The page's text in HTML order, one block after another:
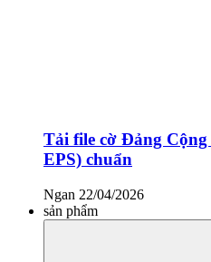
Tải file cờ Đảng Cộng
EPS) chuẩn
Ngan 22/04/2026
sản phẩm